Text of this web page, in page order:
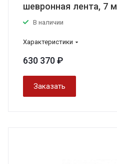
шевронная лента, 7 м
В наличии
Характеристики
630 370 ₽
Заказать